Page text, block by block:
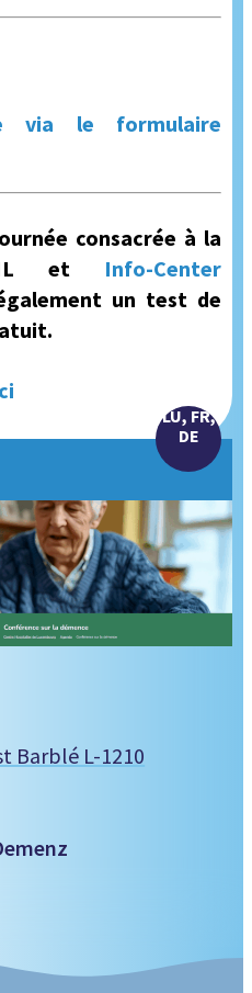
via le formulaire
consacrée à la
et Info-Center
un test de
LU, FR,
DE
Barblé L-1210